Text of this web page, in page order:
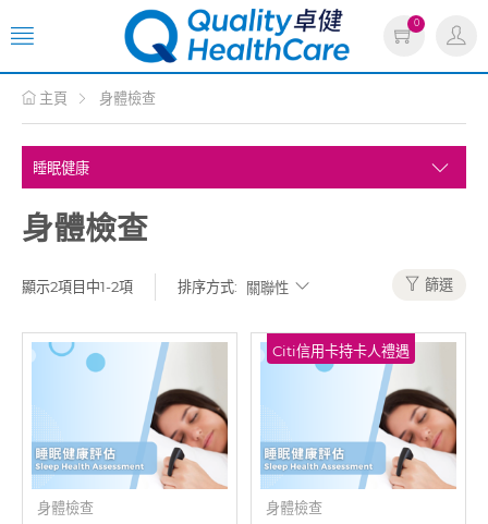
0
主頁 身體檢查
身體檢查
顯示2項目中1-2項 排序方式: 篩選
身體檢查
Citi信用卡持卡人禮遇
身體檢查